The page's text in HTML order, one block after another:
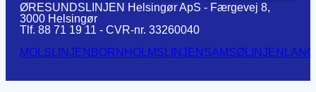
ØRESUNDSLINJEN Helsingør ApS - Færgevej 8,
3000 Helsingør
Tlf. 88 71 19 11 - CVR-nr. 33260040
MOLSLINJEN BORNHOLMSLINJEN SAMSØLINJEN